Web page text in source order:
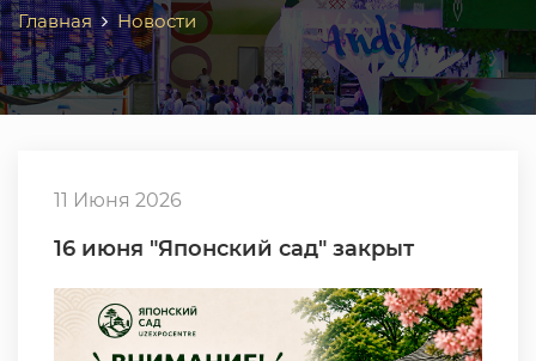
Главная Новости
11 Июня 2026
16 июня "Японский сад" закрыт